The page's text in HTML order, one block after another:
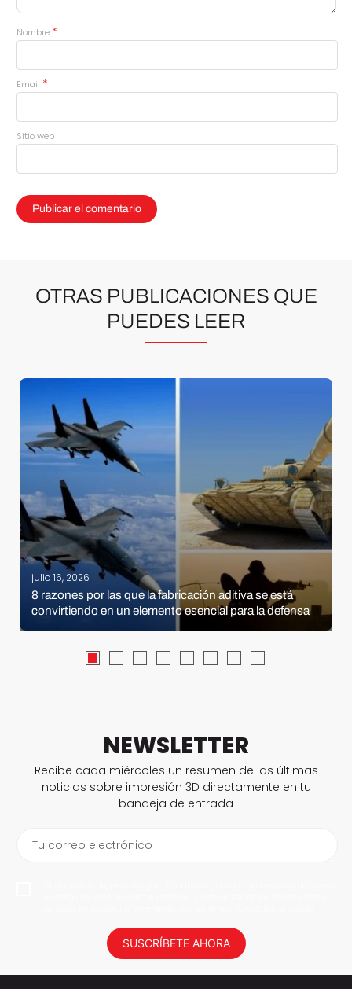
Nombre *
Email *
Sitio web
OTRAS PUBLICACIONES QUE
PUEDES LEER
julio 16, 2026
8 razones por las que la fabricación aditiva se está
convirtiendo en un elemento esencial para la defensa
NEWSLETTER
Recibe cada miércoles un resumen de las últimas
noticias sobre impresión 3D directamente en tu
bandeja de entrada
Tu correo electrónico
SUSCRÍBETE AHORA